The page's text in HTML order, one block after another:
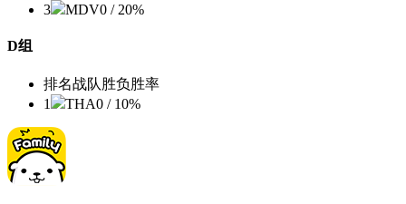
3
MDV0 / 20%
D组
排名战队胜负胜率
1
THA0 / 10%